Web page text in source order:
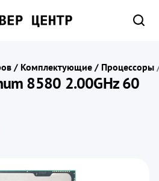
/ Комплектующие / Процессоры
8580 2.00GHz 60